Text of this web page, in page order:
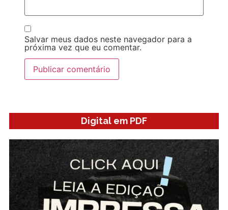
Salvar meus dados neste navegador para a
próxima vez que eu comentar.
Digital em PDF